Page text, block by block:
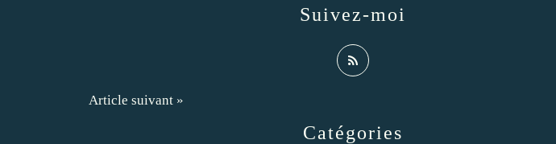
Article suivant »
Catégories
Suivez-moi